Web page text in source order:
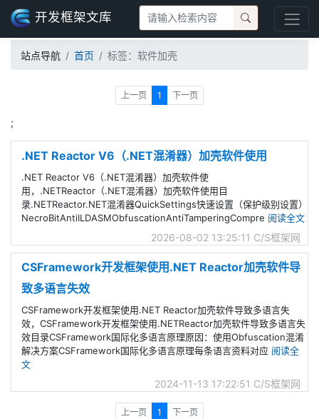
开发框架文库
站点导航 首页 标签：软件加壳
上一页 1 下一页
;
.NET Reactor V6（.NET混淆器）加壳软件使用
.NET Reactor V6（.NET混淆器）加壳软件使
用，.NETReactor（.NET混淆器）加壳软件使用目
录.NETReactor.NET混淆器QuickSettings快速设置（保护级别设置）
NecroBitAntiILDASMObfuscationAntiTamperingCompre 阅读全文
2026-08-02 13:25:11 C/S框架网
CSFramework开发框架使用.NET Reactor加壳软件导
致多语言失效
CSFramework开发框架使用.NET Reactor加壳软件导致多语言失
效，CSFramework开发框架使用.NETReactor加壳软件导致多语言失
效目录CSFramework国际化多语言原理原因：使用Obfuscation混淆
解决方案CSFramework国际化多语言原理每条语言资料对应 阅读全
文
2024-11-13 17:22:51 C/S框架网
上一页 1 下一页